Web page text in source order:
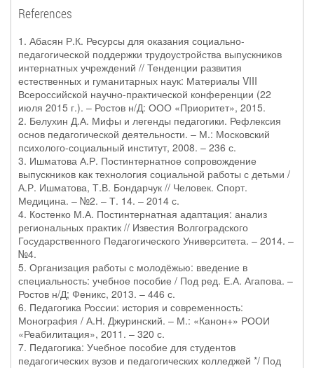
References
1. Абасян Р.К. Ресурсы для оказания социально-
педагогической поддержки трудоустройства выпускников
интернатных учреждений // Тенденции развития
естественных и гуманитарных наук: Материалы VIII
Всероссийской научно-практической конференции (22
июля 2015 г.). – Ростов н/Д: ООО «Приоритет», 2015.
2. Белухин Д.А. Мифы и легенды педагогики. Рефлексия
основ педагогической деятельности. – М.: Московский
психолого-социальный институт, 2008. – 236 с.
3. Ишматова А.Р. Постинтернатное сопровождение
выпускников как технология социальной работы с детьми /
А.Р. Ишматова, Т.В. Бондарчук // Человек. Спорт.
Медицина. – №2. – Т. 14. – 2014 с.
4. Костенко М.А. Постинтернатная адаптация: анализ
региональных практик // Известия Волгоградского
Государственного Педагогического Университета. – 2014. –
№4.
5. Организация работы с молодёжью: введение в
специальность: учебное пособие / Под ред. Е.А. Агапова. –
Ростов н/Д; Феникс, 2013. – 446 с.
6. Педагогика России: история и современность:
Монография / А.Н. Джуринский. – М.: «Канон+» РООИ
«Реабилитация», 2011. – 320 с.
7. Педагогика: Учебное пособие для студентов
педагогических вузов и педагогических колледжей */ Под